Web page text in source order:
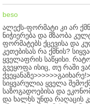
beso
ალექს-ფორმატი კი არ
ნიჭიერება და მზაობა
ფორმატებს ქცევისა და
კეთებისას რა ქმნის?
ყველაფრის საწყისი.
გვეყოფა ისიც, თუ რაში
სიყვარულია ყველა
საზოგადოებისა და
და ხალხს უნდა რაღაცის